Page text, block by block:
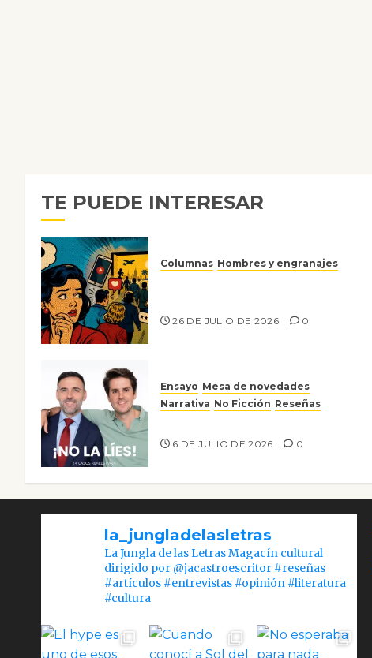
TE PUEDE INTERESAR
Columnas Hombres y engranajes
26 DE JULIO DE 2026 0
Ensayo Mesa de novedades
Narrativa No Ficción Reseñas
6 DE JULIO DE 2026 0
la_jungladelasletras
La Jungla de las Letras Magacín cultural
dirigido por @jacastroescritor #reseñas
#artículos #entrevistas #opinión #literatura
#cultura